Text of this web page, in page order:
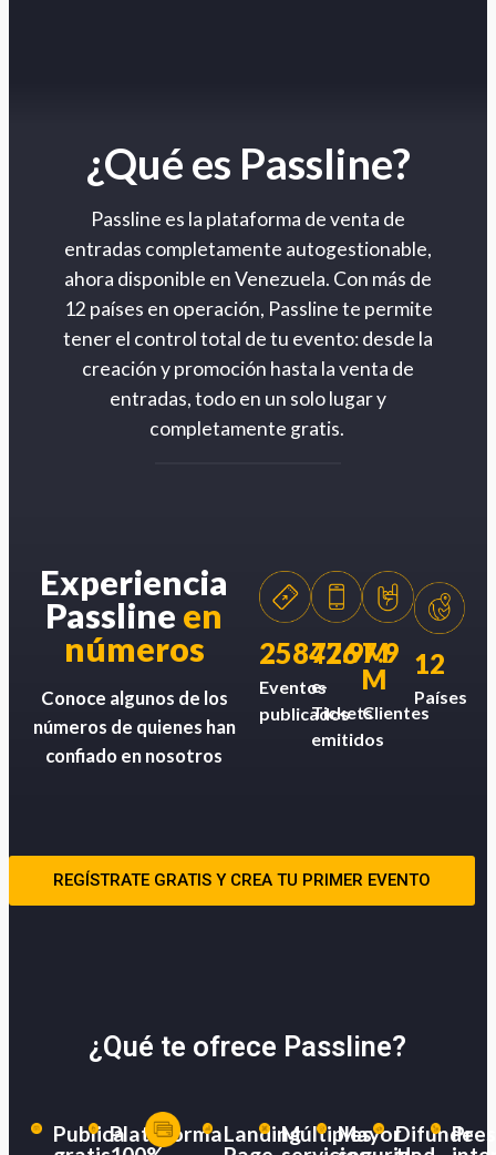
¿Qué es Passline?
Passline es la plataforma de venta de
entradas completamente autogestionable,
ahora disponible en Venezuela. Con más de
12 países en operación, Passline te permite
tener el control total de tu evento: desde la
creación y promoción hasta la venta de
entradas, todo en un solo lugar y
completamente gratis.
Experiencia
Passline en
números
Conoce algunos de los
números de quienes han
confiado en nosotros
258426
Eventos
publicados
77.9M
e-
Tickets
emitidos
7.9
M
Clientes
12
Países
REGÍSTRATE GRATIS Y CREA TU PRIMER EVENTO
¿Qué te ofrece Passline?
PublicaPlataformaLandingMúltiplesMayorDifunde